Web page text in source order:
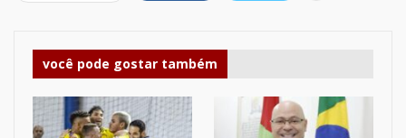
você pode gostar também